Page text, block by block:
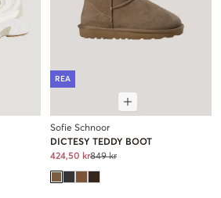
REA
Sofie Schnoor
DICTESY TEDDY BOOT
424,50 kr849 kr